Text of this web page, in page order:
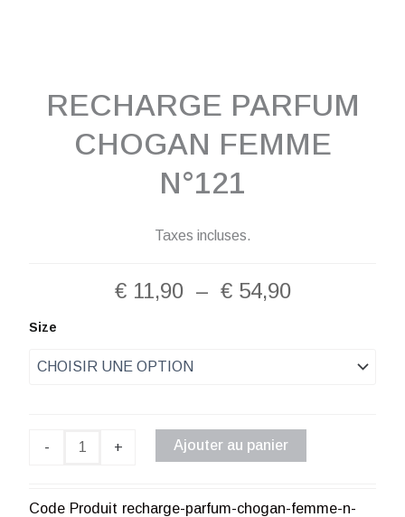
RECHARGE PARFUM
CHOGAN FEMME
N°121
Taxes incluses.
€11,90 – €54,90Plage
à
€ 54,90
Size
-
quantité
Parfum
+ Ajouter au panier
Code Produit recharge-parfum-chogan-femme-n-